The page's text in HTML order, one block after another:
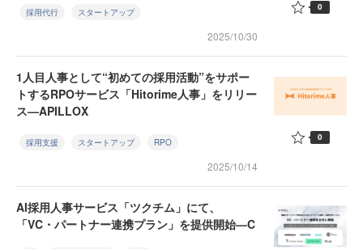
採用代行 スタートアップ
2025/10/30
0
1人目人事として“初めての採用活動”をサポー
トするRPOサービス「Hitorime人事」をリリー
ス—APILLOX
採用支援 スタートアップ RPO
2025/10/14
0
AI採用人事サービス「ツクチム」にて、
「VC・パートナー連携プラン」を提供開始—C